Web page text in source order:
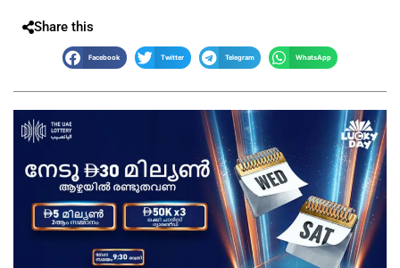
Share this
Facebook Twitter Telegram WhatsApp